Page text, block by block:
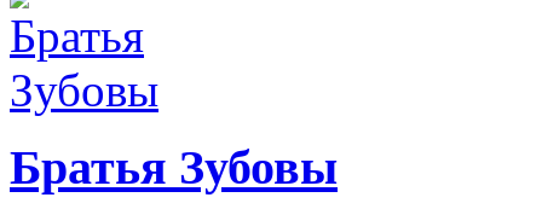
Братья Зубовы